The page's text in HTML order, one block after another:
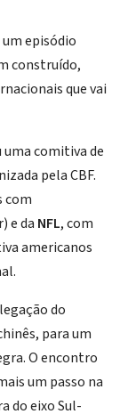
episódio
construído,
que vai
comitiva de
pela CBF.
com
e da NFL, com
americanos
do
para um
O encontro
um passo na
do eixo Sul-